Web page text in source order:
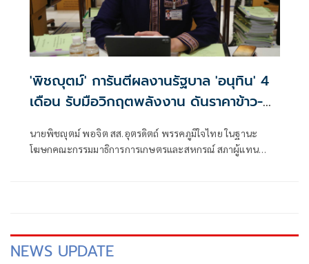
'พิชญุตม์' การันตีผลงานรัฐบาล 'อนุทิน' 4
เดือน รับมือวิกฤตพลังงาน ดันราคาข้าว-
ช่วยลดต้นทุน-ขยายตลาดโลก
นายพิชญุตม์ พอจิต สส.อุตรดิตถ์ พรรคภูมิใจไทย ในฐานะ
โฆษกคณะกรรมมาธิการการเกษตรและสหกรณ์ สภาผู้แทน
NEWS UPDATE